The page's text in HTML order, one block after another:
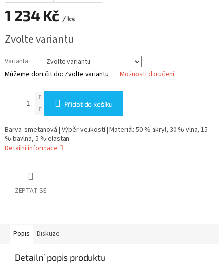
1 234 Kč / ks
cena:
Zvolte variantu
Varianta
Můžeme doručit do: Zvolte variantu Možnosti doručení
Přidat do košíku
Barva: smetanová | Výběr velikostí | Materiál: 50 % akryl, 30 % vlna, 15
% bavlna, 5 % elastan
Detailní informace
ZEPTAT SE
Popis Diskuze
Detailní popis produktu